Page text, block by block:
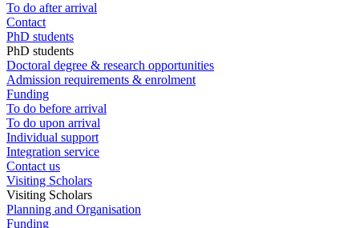
To do after arrival
Contact
PhD students
PhD students
Doctoral degree & research opportunities
Admission requirements & enrolment
Funding
To do before arrival
To do upon arrival
Individual support
Integration service
Contact us
Visiting Scholars
Visiting Scholars
Planning and Organisation
Funding